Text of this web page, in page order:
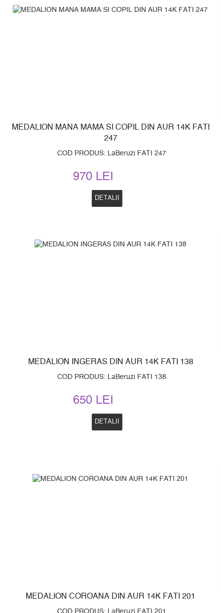
MEDALION MANA MAMA SI COPIL DIN AUR 14K FATI
247
COD PRODUS: LaBeruzi FATI 247
970 LEI
DETALII
MEDALION INGERAS DIN AUR 14K FATI 138
COD PRODUS: LaBeruzi FATI 138
650 LEI
DETALII
MEDALION COROANA DIN AUR 14K FATI 201